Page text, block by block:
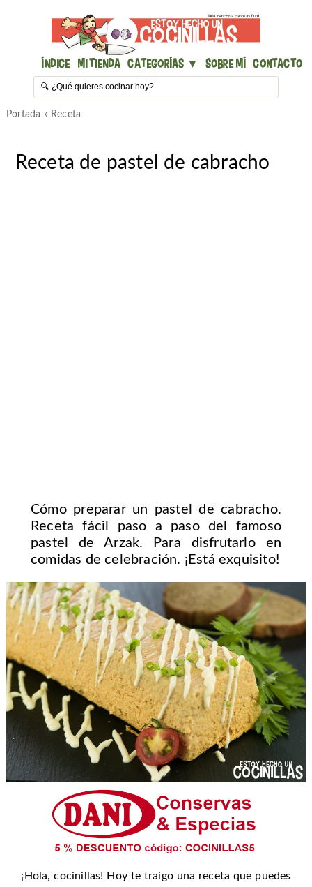
Índice Mi Tienda Categorías ▼ Sobre mí Contacto
Portada » Receta
Receta de pastel de cabracho
Cómo preparar un pastel de cabracho.
Receta fácil paso a paso del famoso
pastel de Arzak. Para disfrutarlo en
comidas de celebración. ¡Está exquisito!
¡Hola, cocinillas! Hoy te traigo una receta que puedes